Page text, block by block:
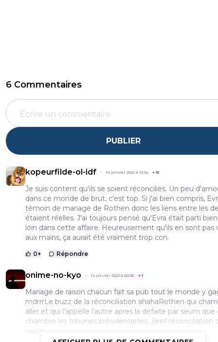
6 Commentaires
PUBLIER
kopeurfilde-ol-idf 14 janvier 2022 à 10:24 +15
Je suis content qu'ils se soient réconciliés. Un peu
dans ce monde de brut, c'est top. Si j'ai bien compris,
témoin de mariage de Rothen donc les liens entre les
étaient réelles. J'ai toujours pensé qu'Evra était parti
loin dans cette affaire. Heureusement qu'ils en sont pas
aux mains, ça aurait été vraiment trop con.
0+ Répondre
onime-no-kyo 14 janvier 2022 à 00:36 +1
Mariage de raison chacun fait sa pub tout le monde y
mdrrrLe buzz de la réconciliation ahahaRothen qui
aller et qui l’appelle l’autre apres la défaite par seum que
chambre les tribunes présidentielles...Bref réconciliation
raison